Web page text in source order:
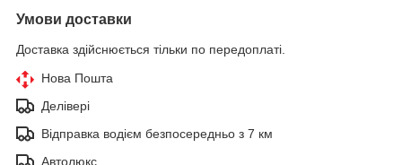
Умови доставки
Доставка здійснюється тільки по передоплаті.
Нова Пошта
Делівері
Відправка водієм безпосередньо з 7 км
Автолюкс